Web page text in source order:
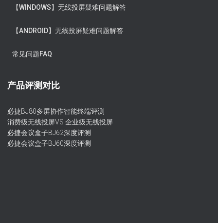
【WINDOWS】无线投屏疑难问题解答
【ANDROID】无线投屏疑难问题解答
常见问题FAQ
产品评测对比
必捷BJ80多屏协作智能终端评测
消费级无线投屏VS 企业级无线投屏
必捷会议盒子BJ62深度评测
必捷会议盒子BJ60深度评测